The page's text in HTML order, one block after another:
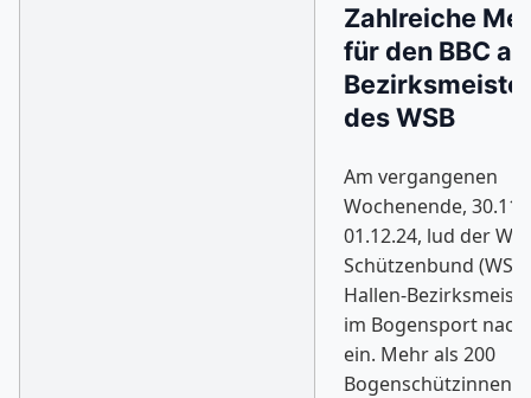
Zahlreiche
für den BBC
des WSB
Am vergangenen
Wochenende, 30.11.
01.12.24, lud der
Schützenbund
Hallen-
im Bogensport
ein. Mehr als 200
Bogenschützinnen